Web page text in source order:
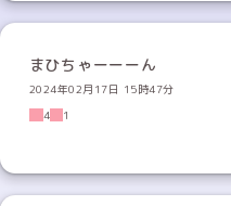
まひちゃーーーん
2024年02月17日 15時47分
4
1